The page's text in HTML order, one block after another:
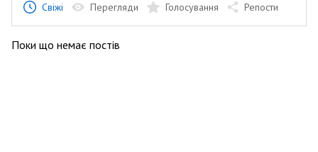
Свіжі Перегляди Голосування Репости
Поки що немає постів